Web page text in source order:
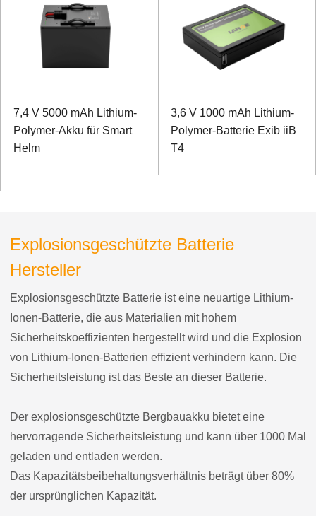
7,4 V 5000 mAh Lithium-
Polymer-Akku für Smart
Helm
3,6 V 1000 mAh Lithium-
Polymer-Batterie Exib iiB
T4
Explosionsgeschützte Batterie
Hersteller
Explosionsgeschützte Batterie ist eine neuartige Lithium-
Ionen-Batterie, die aus Materialien mit hohem
Sicherheitskoeffizienten hergestellt wird und die Explosion
von Lithium-Ionen-Batterien effizient verhindern kann. Die
Sicherheitsleistung ist das Beste an dieser Batterie.
Der explosionsgeschützte Bergbauakku bietet eine
hervorragende Sicherheitsleistung und kann über 1000 Mal
geladen und entladen werden.
Das Kapazitätsbeibehaltungsverhältnis beträgt über 80%
der ursprünglichen Kapazität.